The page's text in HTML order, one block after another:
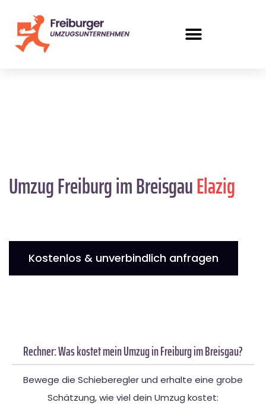
Umzug Freiburg im BreisgauElazig
Kostenlos & unverbindlich anfragen
Rechner: Was kostet mein Umzug in Freiburg im Breisgau?
Bewege die Schieberegler und erhalte eine grobe
Schätzung, wie viel dein Umzug kostet: